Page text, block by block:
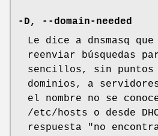
-D, --domain-needed
Le dice a dnsmasq que
reenviar búsquedas
sencillos, sin puntos
dominios, a
el nombre no se
/etc/hosts o desde
respuesta "no